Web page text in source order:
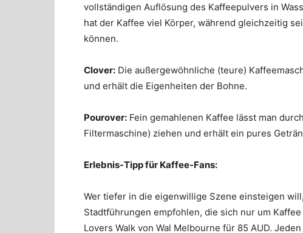
vollständigen Auflösung des Kaffeepulvers in
hat der Kaffee viel Körper, während gleichzeitig
können.
Clover: Die außergewöhnliche (teure)
und erhält die Eigenheiten der Bohne.
Pourover: Fein gemahlenen Kaffee lässt man
Filtermaschine) ziehen und erhält ein pures
Erlebnis-Tipp für Kaffee-Fans:
Wer tiefer in die eigenwillige Szene einsteigen
Stadtführungen empfohlen, die sich nur um
Lovers Walk von Wal Melbourne für 85 AUD.